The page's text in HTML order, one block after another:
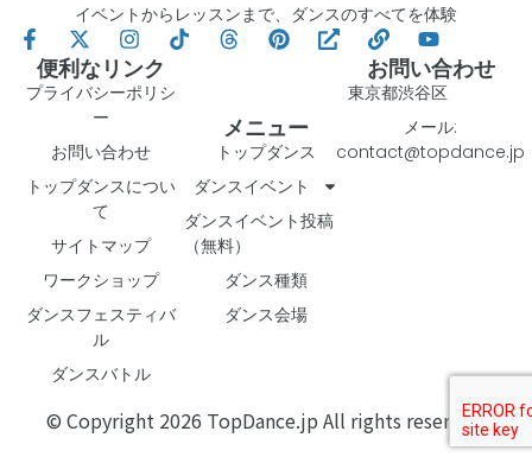
イベントからレッスンまで、ダンスのすべてを体験
便利なリンク
プライバシーポリシ
ー
お問い合わせ
トップダンスについ
て
サイトマップ
ワークショップ
ダンスフェスティバ
ル
ダンスバトル
メニュー
トップダンス
ダンスイベント
ダンスイベント投稿
（無料）
ダンス種類
ダンス会場
お問い合わせ
東京都渋谷区
メール:
contact@topdance.jp
© Copyright 2026 TopDance.jp All rights reserved.